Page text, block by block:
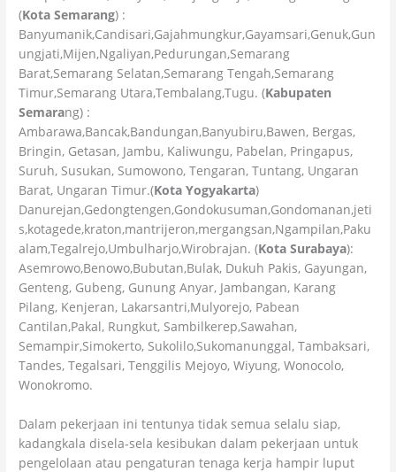
(Kota Semarang) :
Banyumanik,Candisari,Gajahmungkur,Gayamsari,Genuk,Gun
ungjati,Mijen,Ngaliyan,Pedurungan,Semarang
Barat,Semarang Selatan,Semarang Tengah,Semarang
Timur,Semarang Utara,Tembalang,Tugu. (Kabupaten
Semarang) :
Ambarawa,Bancak,Bandungan,Banyubiru,Bawen, Bergas,
Bringin, Getasan, Jambu, Kaliwungu, Pabelan, Pringapus,
Suruh, Susukan, Sumowono, Tengaran, Tuntang, Ungaran
Barat, Ungaran Timur.(Kota Yogyakarta)
Danurejan,Gedongtengen,Gondokusuman,Gondomanan,jeti
s,kotagede,kraton,mantrijeron,mergangsan,Ngampilan,Paku
alam,Tegalrejo,Umbulharjo,Wirobrajan. (Kota Surabaya):
Asemrowo,Benowo,Bubutan,Bulak, Dukuh Pakis, Gayungan,
Genteng, Gubeng, Gunung Anyar, Jambangan, Karang
Pilang, Kenjeran, Lakarsantri,Mulyorejo, Pabean
Cantilan,Pakal, Rungkut, Sambilkerep,Sawahan,
Semampir,Simokerto, Sukolilo,Sukomanunggal, Tambaksari,
Tandes, Tegalsari, Tenggilis Mejoyo, Wiyung, Wonocolo,
Wonokromo.
Dalam pekerjaan ini tentunya tidak semua selalu siap,
kadangkala disela-sela kesibukan dalam pekerjaan untuk
pengelolaan atau pengaturan tenaga kerja hampir luput